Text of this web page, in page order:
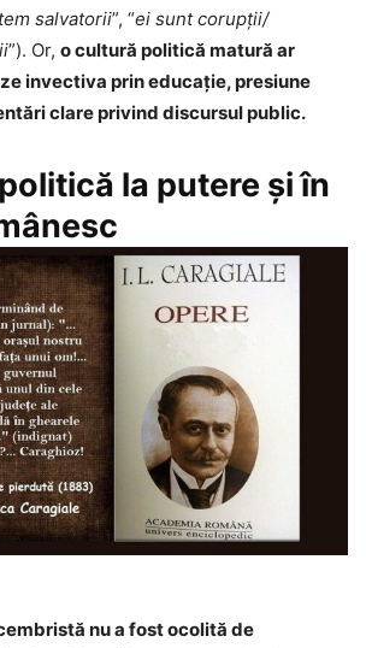
salvatorii”, “ei sunt corupții/
”). Or, o cultură politică matură ar
invectiva prin educație, presiune
clare privind discursul public.
la putere şi în
nu a fost ocolită de